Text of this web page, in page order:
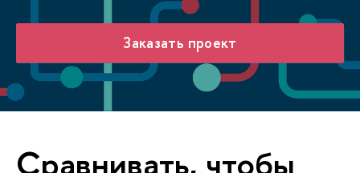
Заказать проект
Сравнивать, чтобы